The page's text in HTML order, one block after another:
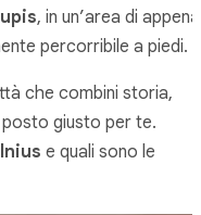
, in un’area di appena
percorribile a piedi.
che combini storia,
giusto per te.
e quali sono le